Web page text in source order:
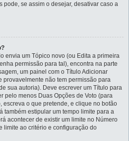
pode, se assim o desejar, desativar caso a
envia um Tópico novo (ou Edita a primeira
permissão para tal), encontra na parte
um painel com o Título Adicionar
provavelmente não tem permissão para
sua autoria). Deve escrever um Título para
pelo menos Duas Opções de Voto (para
escreva o que pretende, e clique no botão
também estipular um tempo limite para a
acontecer de existir um limite no Número
limite ao critério e configuração do